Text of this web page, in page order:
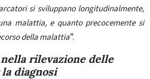
si sviluppano longitudinalmente,
malattia, e quanto precocemente si
della malattia”.
rilevazione delle
diagnosi